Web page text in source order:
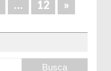
… 12 »